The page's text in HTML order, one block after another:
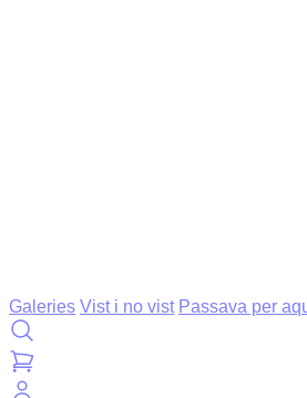
Galeries Vist i no vist Passava per